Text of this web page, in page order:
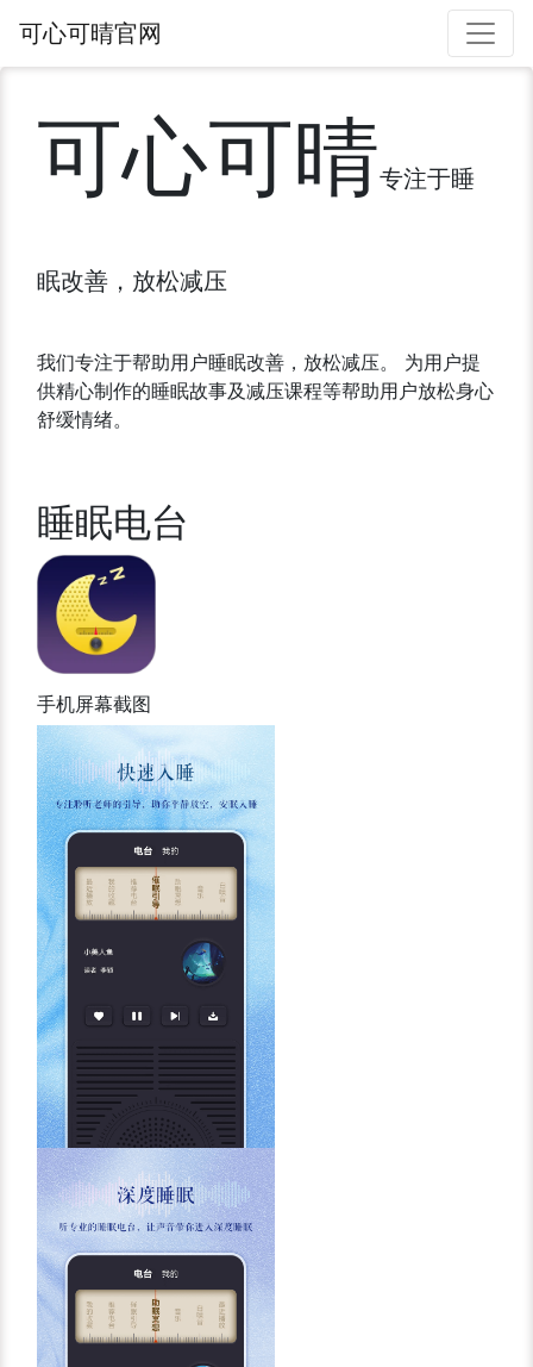
可心可晴官网
可心可晴专注于睡
眠改善，放松减压
我们专注于帮助用户睡眠改善，放松减压。 为用户提
供精心制作的睡眠故事及减压课程等帮助用户放松身心
舒缓情绪。
睡眠电台
手机屏幕截图